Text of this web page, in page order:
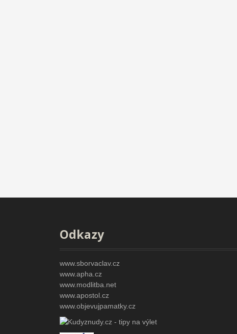
Odkazy
www.sborvaclav.cz
www.apha.cz
www.modlitba.net
www.apostol.cz
www.objevujpamatky.cz